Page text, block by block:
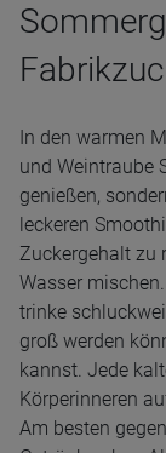
In den warmen
und Weintraube
genießen,
leckeren
Zuckergehalt zu
Wasser
trinke
groß werden
kannst. Jede
Körperinneren
Am besten